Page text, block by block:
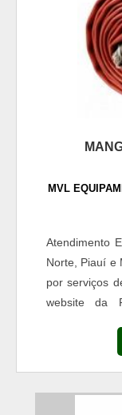
MVL
Atendimento
Norte, Piauí e
por serviços
website da
Quando a